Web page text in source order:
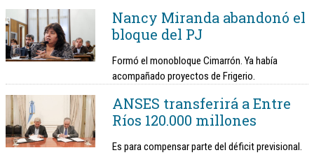
Nancy Miranda abandonó el
bloque del PJ
Formó el monobloque Cimarrón. Ya había
acompañado proyectos de Frigerio.
ANSES transferirá a Entre
Ríos 120.000 millones
Es para compensar parte del déficit previsional.